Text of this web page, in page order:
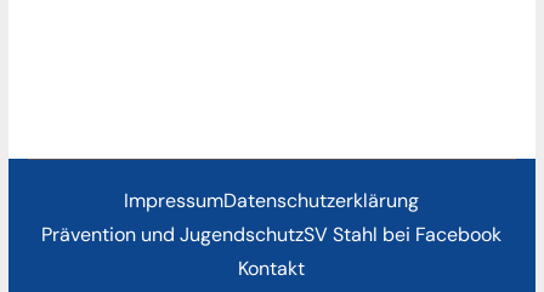
ImpressumDatenschutzerklärung
Prävention und JugendschutzSV Stahl bei Facebook
Kontakt